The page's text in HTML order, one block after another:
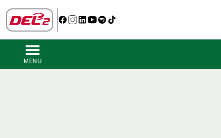
MENÜ